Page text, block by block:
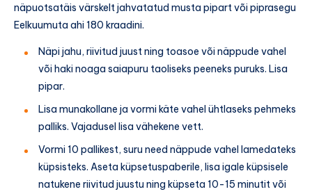
näpuotsatäis värskelt jahvatatud musta pipart või piprasegu
Eelkuumuta ahi 180 kraadini.
Näpi jahu, riivitud juust ning toasoe või näppude vahel
või haki noaga saiapuru taoliseks peeneks puruks. Lisa
pipar.
Lisa munakollane ja vormi käte vahel ühtlaseks pehmeks
palliks. Vajadusel lisa vähekene vett.
Vormi 10 pallikest, suru need näppude vahel lamedateks
küpsisteks. Aseta küpsetuspaberile, lisa igale küpsisele
natukene riivitud juustu ning küpseta 10-15 minutit või